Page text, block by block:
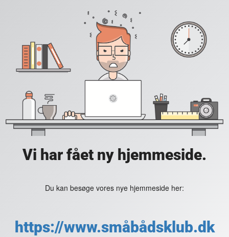
Vi har fået ny hjemmeside.
Du kan besøge vores nye hjemmeside her:
https://www.småbådsklub.dk